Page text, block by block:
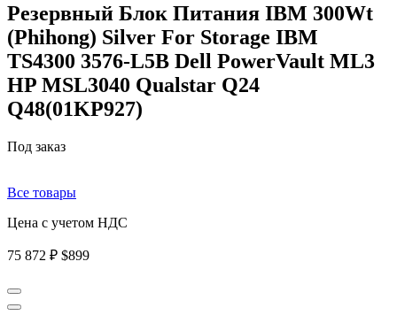
Резервный Блок Питания IBM 300Wt
(Phihong) Silver For Storage IBM
TS4300 3576-L5B Dell PowerVault ML3
HP MSL3040 Qualstar Q24
Q48(01KP927)
Под заказ
Все товары
Цена с учетом НДС
75 872 ₽ $899